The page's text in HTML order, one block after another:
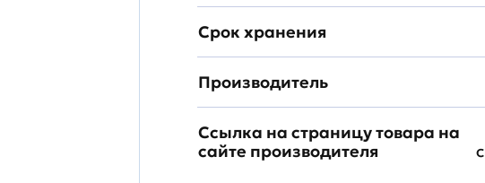
Срок хранения
Производитель
Ссылка на страницу товара на
сайте производителя